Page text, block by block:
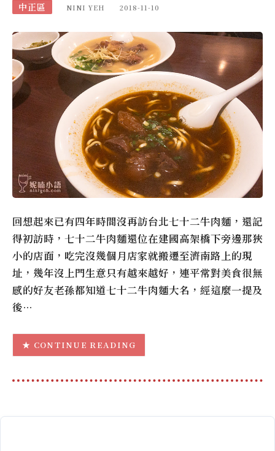
中正區 NINI YEH 2018-11-10
回想起來已有四年時間沒再訪台北七十二牛肉麵，還記
得初訪時，七十二牛肉麵還位在建國高架橋下旁邊那狹
小的店面，吃完沒幾個月店家就搬遷至濟南路上的現
址，幾年沒上門生意只有越來越好，連平常對美食很無
感的好友老孫都知道七十二牛肉麵大名，經這麼一提及
後…
CONTINUE READING